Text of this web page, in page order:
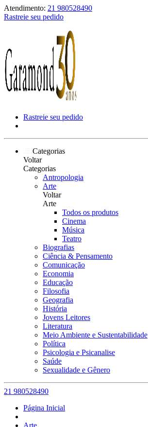
Atendimento: 21 980528490
Rastreie seu pedido
Rastreie seu pedido
Categorias
Voltar
Categorias
Antropologia
Arte
Voltar
Arte
Todos os produtos
Cinema
Música
Teatro
Biografias
Ciência & Pensamento
Comunicação
Economia
Educação
Filosofia
Geografia
História
Jovens Leitores
Literatura
Meio Ambiente e Sustentabilidade
Política
Psicologia e Psicanalise
Saúde
Sexualidade e Gênero
21 980528490
Página Inicial
Arte